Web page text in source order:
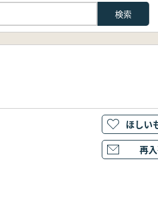
ほしい
再